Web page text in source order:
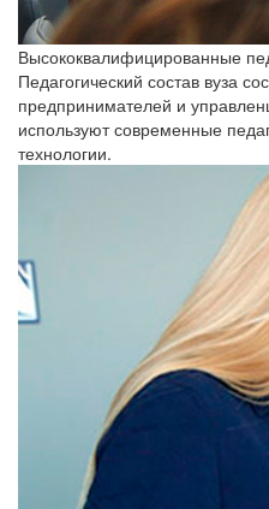
Высококвалифицированные
Педагогический состав вуза
предпринимателей и
используют современные
технологии.